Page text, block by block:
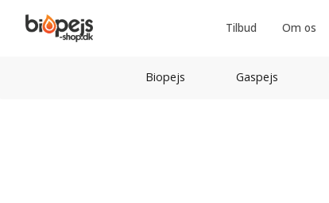
Tilbud Om os
Biopejs Gaspejs